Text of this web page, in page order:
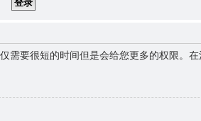
需要很短的时间但是会给您更多的权限。